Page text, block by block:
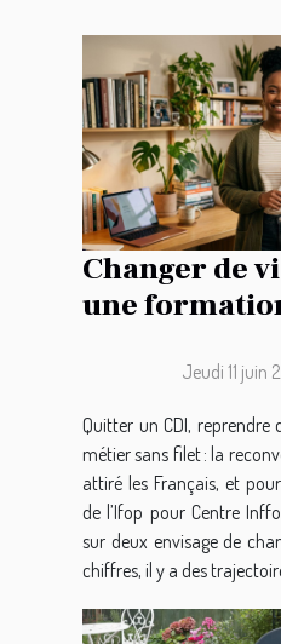
Changer de
une
audacieuse
Jeudi 11 juin
Quitter un CDI, reprendre
métier sans filet : la
attiré les Français, et
de l’Ifop pour Centre
sur deux envisage de
chiffres, il y a des